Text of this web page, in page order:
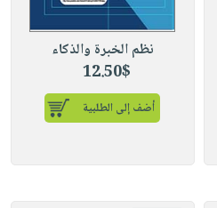
نظم الخبرة والذكاء
12.50$
أضف إلى الطلبية